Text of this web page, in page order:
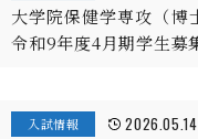
大学院保健学専攻（博
令和9年度4月期学生募
入試情報 2026.05.14